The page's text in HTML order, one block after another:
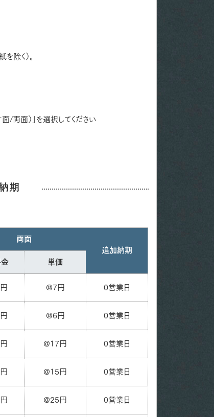
除く）。
/両面）」を選択してください
期
両面
追加納期
単価
@7円 0営業日
@6円 0営業日
@17円 0営業日
@15円 0営業日
@25円 0営業日